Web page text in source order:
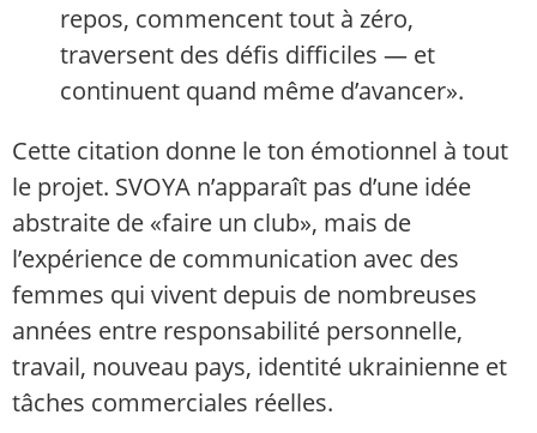
repos, commencent tout à zéro,
traversent des défis difficiles — et
continuent quand même d’avancer».
Cette citation donne le ton émotionnel à tout
le projet. SVOYA n’apparaît pas d’une idée
abstraite de «faire un club», mais de
l’expérience de communication avec des
femmes qui vivent depuis de nombreuses
années entre responsabilité personnelle,
travail, nouveau pays, identité ukrainienne et
tâches commerciales réelles.